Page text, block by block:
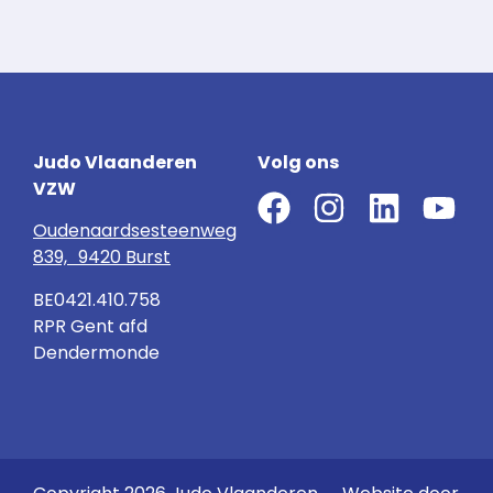
Judo Vlaanderen
VZW
Oudenaardsesteenweg
839, 9420 Burst
BE0421.410.758
RPR Gent afd
Dendermonde
Volg ons